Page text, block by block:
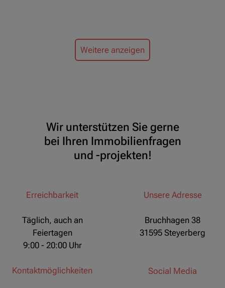
Weitere anzeigen
Wir unterstützen Sie gerne
bei Ihren Immobilienfragen
und -projekten!
Erreichbarkeit
Täglich, auch an
Feiertagen
9:00 - 20:00 Uhr
Kontaktmöglichkeiten
Unsere Adresse
Bruchhagen 38
31595 Steyerberg
Social Media